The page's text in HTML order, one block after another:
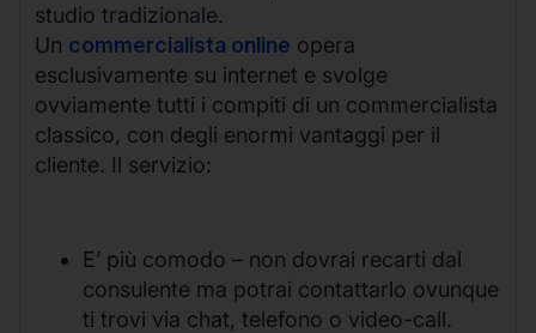
studio tradizionale.
Un commercialista online opera
esclusivamente su internet e svolge
ovviamente tutti i compiti di un commercialista
classico, con degli enormi vantaggi per il
cliente. Il servizio:
E’ più comodo – non dovrai recarti dal
consulente ma potrai contattarlo ovunque
ti trovi via chat, telefono o video-call.